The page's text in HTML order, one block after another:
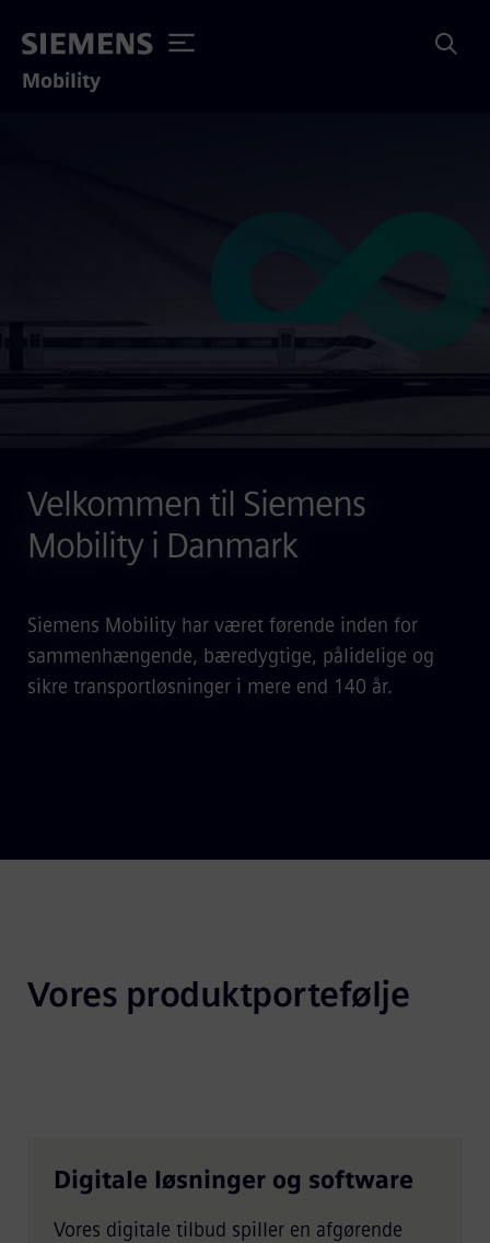
Mobility
Velkommen til Siemens
Mobility i Danmark
Siemens Mobility har været førende inden for
sammenhængende, bæredygtige, pålidelige og
sikre transportløsninger i mere end 140 år.
Vores produktportefølje
Digitale løsninger og software
Vores digitale tilbud spiller en afgørende